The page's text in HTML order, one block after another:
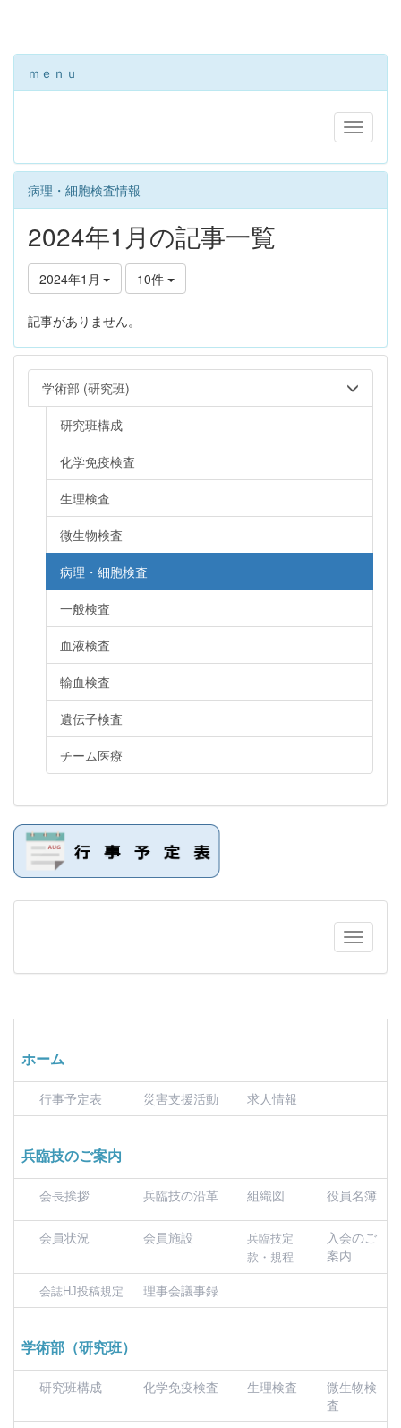
ｍｅｎｕ
病理・細胞検査情報
2024年1月の記事一覧
2024年1月 10件
記事がありません。
学術部 (研究班)
研究班構成
化学免疫検査
生理検査
微生物検査
病理・細胞検査
一般検査
血液検査
輸血検査
遺伝子検査
チーム医療
ホーム
行事予定表 災害支援活動 求人情報
兵臨技のご案内
会長挨拶 兵臨技の沿革 組織図 役員名簿
会員状況 会員施設
兵臨技定
款・規程
入会のご
案内
会誌HJ投稿規定 理事会議事録
学術部（研究班）
研究班構成 化学免疫検査 生理検査
微生物検
査